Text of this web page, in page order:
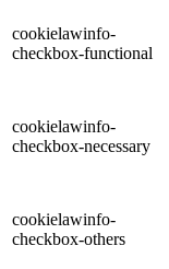
cookielawinfo-
checkbox-functional
cookielawinfo-
checkbox-necessary
cookielawinfo-
checkbox-others